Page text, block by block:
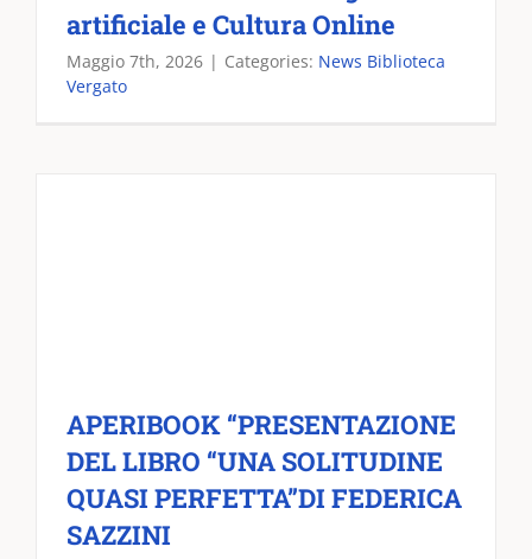
artificiale e Cultura Online
Maggio 7th, 2026 | Categories: News Biblioteca
Vergato
APERIBOOK “PRESENTAZIONE
DEL LIBRO “UNA SOLITUDINE
QUASI PERFETTA”DI FEDERICA
SAZZINI